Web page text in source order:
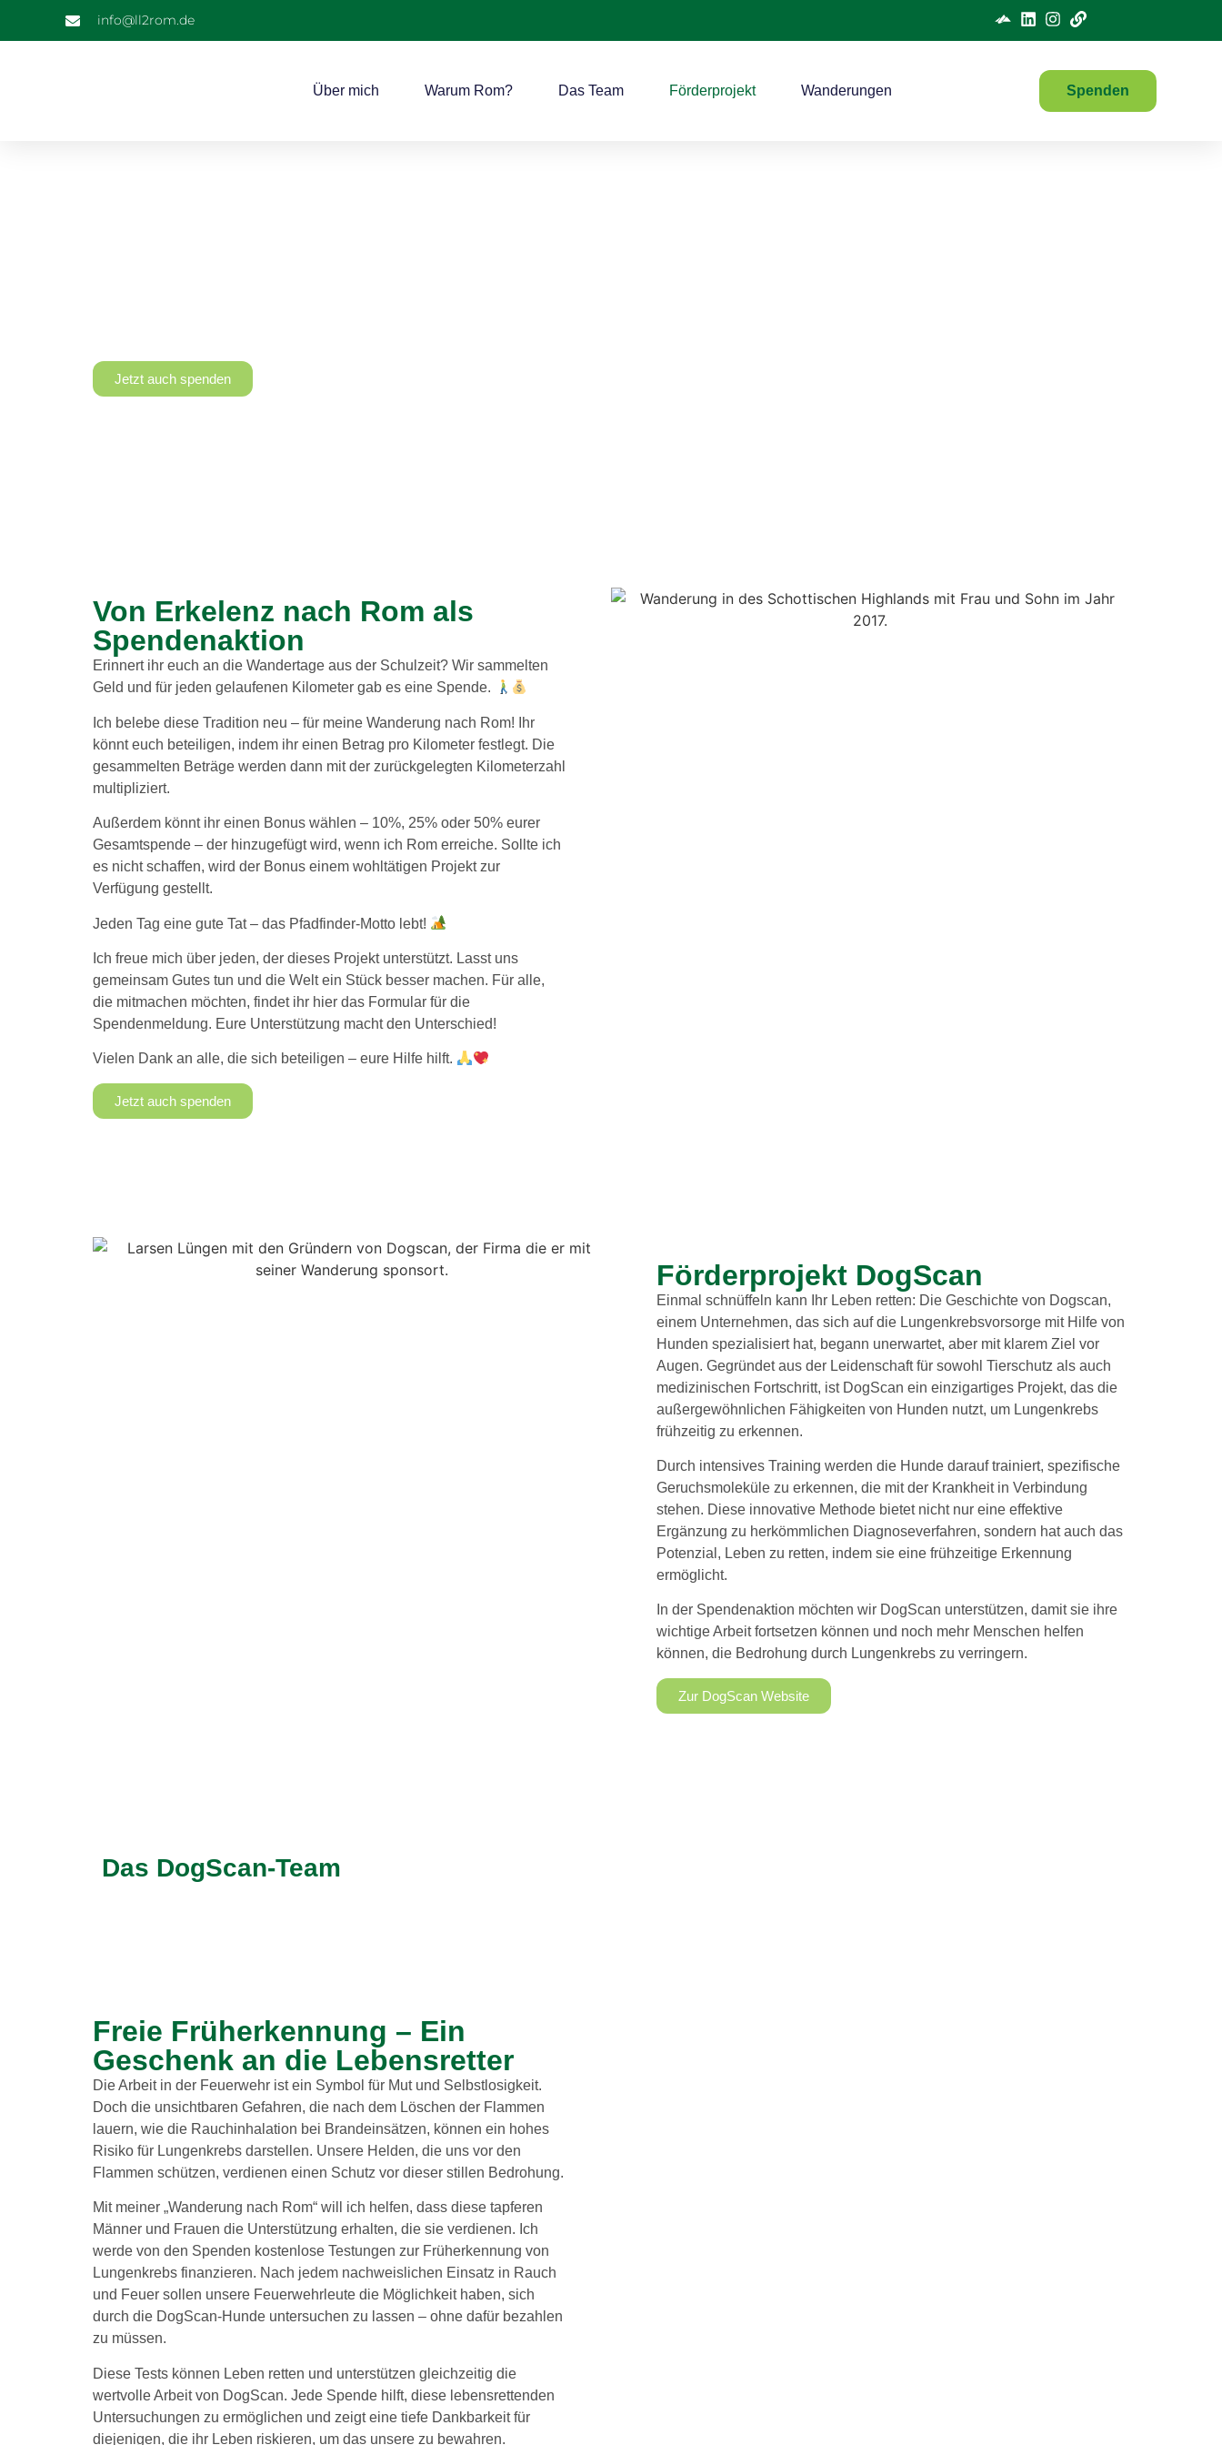
info@ll2rom.de
Über mich Warum Rom? Das Team Förderprojekt Wanderungen Spenden
Jetzt auch spenden
Von Erkelenz nach Rom als
Spendenaktion
Erinnert ihr euch an die Wandertage aus der Schulzeit? Wir sammelten
Geld und für jeden gelaufenen Kilometer gab es eine Spende.
Ich belebe diese Tradition neu – für meine Wanderung nach Rom! Ihr
könnt euch beteiligen, indem ihr einen Betrag pro Kilometer festlegt. Die
gesammelten Beträge werden dann mit der zurückgelegten Kilometerzahl
multipliziert.
Außerdem könnt ihr einen Bonus wählen – 10%, 25% oder 50% eurer
Gesamtspende – der hinzugefügt wird, wenn ich Rom erreiche. Sollte ich
es nicht schaffen, wird der Bonus einem wohltätigen Projekt zur
Verfügung gestellt.
Jeden Tag eine gute Tat – das Pfadfinder-Motto lebt!
Ich freue mich über jeden, der dieses Projekt unterstützt. Lasst uns
gemeinsam Gutes tun und die Welt ein Stück besser machen. Für alle,
die mitmachen möchten, findet ihr hier das Formular für die
Spendenmeldung. Eure Unterstützung macht den Unterschied!
Vielen Dank an alle, die sich beteiligen – eure Hilfe hilft.
Jetzt auch spenden
Förderprojekt DogScan
Einmal schnüffeln kann Ihr Leben retten: Die Geschichte von Dogscan,
einem Unternehmen, das sich auf die Lungenkrebsvorsorge mit Hilfe von
Hunden spezialisiert hat, begann unerwartet, aber mit klarem Ziel vor
Augen. Gegründet aus der Leidenschaft für sowohl Tierschutz als auch
medizinischen Fortschritt, ist DogScan ein einzigartiges Projekt, das die
außergewöhnlichen Fähigkeiten von Hunden nutzt, um Lungenkrebs
frühzeitig zu erkennen.
Durch intensives Training werden die Hunde darauf trainiert, spezifische
Geruchsmoleküle zu erkennen, die mit der Krankheit in Verbindung
stehen. Diese innovative Methode bietet nicht nur eine effektive
Ergänzung zu herkömmlichen Diagnoseverfahren, sondern hat auch das
Potenzial, Leben zu retten, indem sie eine frühzeitige Erkennung
ermöglicht.
In der Spendenaktion möchten wir DogScan unterstützen, damit sie ihre
wichtige Arbeit fortsetzen können und noch mehr Menschen helfen
können, die Bedrohung durch Lungenkrebs zu verringern.
Zur DogScan Website
Das DogScan-Team
Freie Früherkennung – Ein
Geschenk an die Lebensretter
Die Arbeit in der Feuerwehr ist ein Symbol für Mut und Selbstlosigkeit.
Doch die unsichtbaren Gefahren, die nach dem Löschen der Flammen
lauern, wie die Rauchinhalation bei Brandeinsätzen, können ein hohes
Risiko für Lungenkrebs darstellen. Unsere Helden, die uns vor den
Flammen schützen, verdienen einen Schutz vor dieser stillen Bedrohung.
Mit meiner „Wanderung nach Rom“ will ich helfen, dass diese tapferen
Männer und Frauen die Unterstützung erhalten, die sie verdienen. Ich
werde von den Spenden kostenlose Testungen zur Früherkennung von
Lungenkrebs finanzieren. Nach jedem nachweislichen Einsatz in Rauch
und Feuer sollen unsere Feuerwehrleute die Möglichkeit haben, sich
durch die DogScan-Hunde untersuchen zu lassen – ohne dafür bezahlen
zu müssen.
Diese Tests können Leben retten und unterstützen gleichzeitig die
wertvolle Arbeit von DogScan. Jede Spende hilft, diese lebensrettenden
Untersuchungen zu ermöglichen und zeigt eine tiefe Dankbarkeit für
diejenigen, die ihr Leben riskieren, um das unsere zu bewahren.